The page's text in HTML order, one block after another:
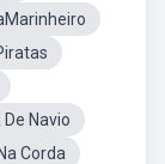
Navio
Corda